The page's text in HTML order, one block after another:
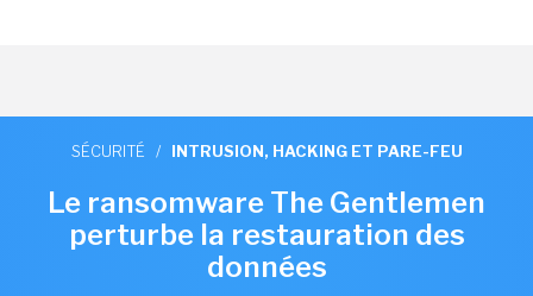
SÉCURITÉ / INTRUSION, HACKING ET PARE-FEU
Le ransomware The Gentlemen
perturbe la restauration des
données